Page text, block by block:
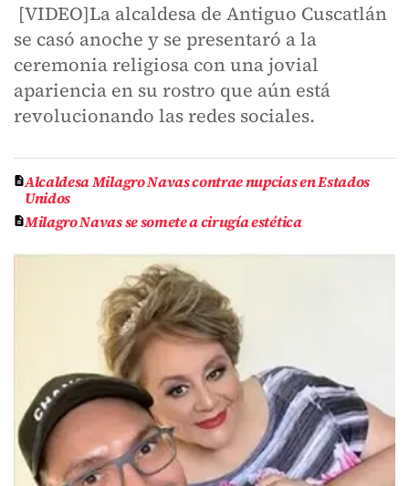
[VIDEO]La alcaldesa de Antiguo Cuscatlán
se casó anoche y se presentaró a la
ceremonia religiosa con una jovial
apariencia en su rostro que aún está
revolucionando las redes sociales.
Alcaldesa Milagro Navas contrae nupcias en Estados
Unidos
Milagro Navas se somete a cirugía estética